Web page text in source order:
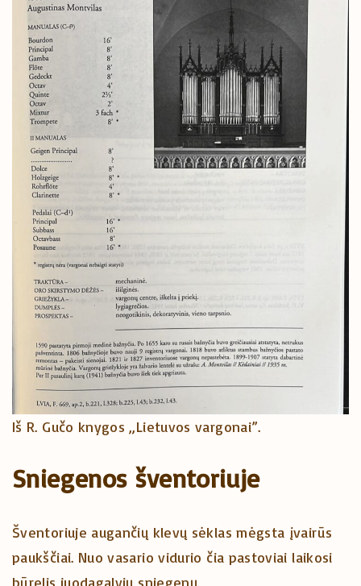
Iš R. Gučo knygos „Lietuvos vargonai”.
Sniegenos šventoriuje
Šventoriuje augančių klevų sėklas mėgsta įvairūs
paukščiai. Nuo vasario vidurio čia pastoviai laikosi
būrelis juodagalvių sniegenų.